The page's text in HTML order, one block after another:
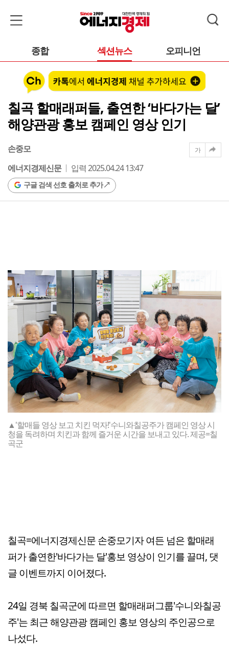
종합 섹션뉴스 오피니언
칠곡 할매래퍼들, 출연한 ‘바다가는 달’
해양관광 홍보 캠페인 영상 인기
손중모
에너지경제신문
입력 2025.04.24 13:47
구글 검색 선호 출처로 추가
가
▲'할매들 영상 보고 치킨 먹자!'수니와칠공주가 캠페인 영상 시
청을 독려하며 치킨과 함께 즐거운 시간을 보내고 있다. 제공=칠
곡군
칠곡=에너지경제신문 손중모기자 여든 넘은 할매래
퍼가 출연한'바다가는 달'홍보 영상이 인기를 끌며, 댓
글 이벤트까지 이어졌다.
24일 경북 칠곡군에 따르면 할매래퍼그룹'수니와칠공
주'는 최근 해양관광 캠페인 홍보 영상의 주인공으로
나섰다.